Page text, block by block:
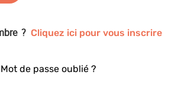
? Cliquez ici pour vous inscrire
Mot de passe oublié ?